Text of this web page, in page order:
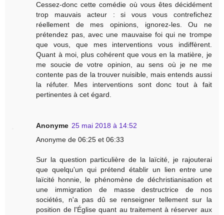
Cessez-donc cette comédie où vous êtes décidément
trop mauvais acteur : si vous vous contrefichez
réellement de mes opinions, ignorez-les. Ou ne
prétendez pas, avec une mauvaise foi qui ne trompe
que vous, que mes interventions vous indiffèrent.
Quant à moi, plus cohérent que vous en la matière, je
me soucie de votre opinion, au sens où je ne me
contente pas de la trouver nuisible, mais entends aussi
la réfuter. Mes interventions sont donc tout à fait
pertinentes à cet égard.
Anonyme 25 mai 2018 à 14:52
Anonyme de 06:25 et 06:33
Sur la question particulière de la laïcité, je rajouterai
que quelqu'un qui prétend établir un lien entre une
laïcité honnie, le phénomène de déchristianisation et
une immigration de masse destructrice de nos
sociétés, n'a pas dû se renseigner tellement sur la
position de l'Église quant au traitement à réserver aux